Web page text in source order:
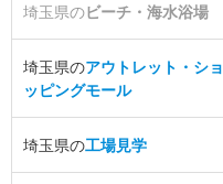
埼玉県のビーチ・海水浴場
埼玉県のアウトレット・ショ
ッピングモール
埼玉県の工場見学